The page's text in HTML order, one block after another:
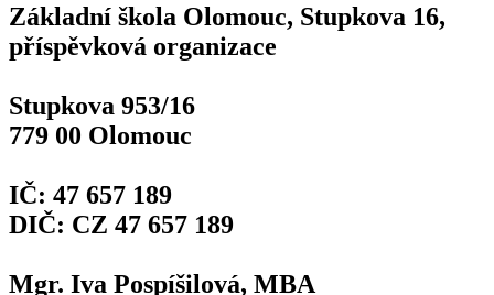
Základní škola Olomouc, Stupkova 16,
příspěvková organizace
Stupkova 953/16
779 00 Olomouc
IČ: 47 657 189
DIČ: CZ 47 657 189
Mgr. Iva Pospíšilová, MBA